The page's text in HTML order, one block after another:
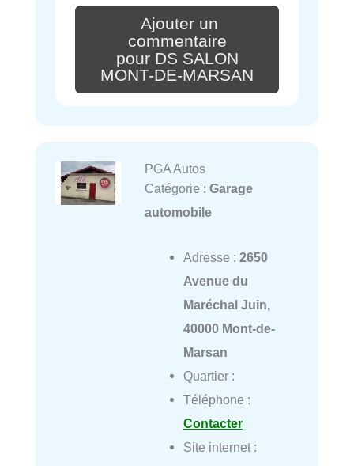
Ajouter un
commentaire
pour DS SALON
MONT-DE-MARSAN
PGA Autos
Catégorie : Garage
automobile
Adresse : 2650
Avenue du
Maréchal Juin,
40000 Mont-de-
Marsan
Quartier :
Téléphone :
Contacter
Site internet :